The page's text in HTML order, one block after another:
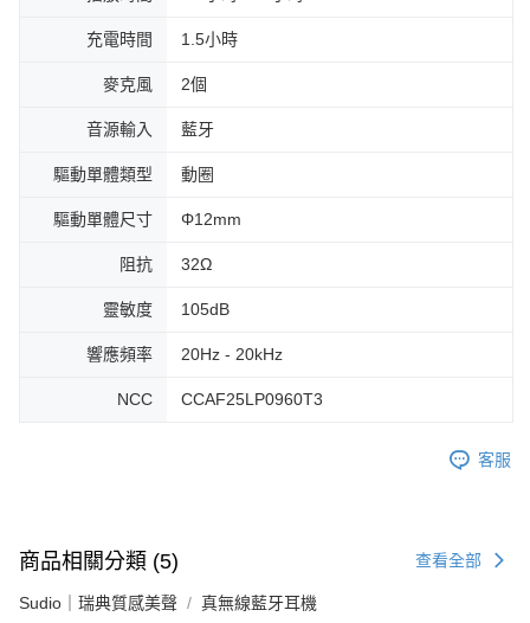
充電時間 1.5小時
麥克風 2個
音源輸入 藍牙
驅動單體類型 動圈
驅動單體尺寸 Φ12mm
阻抗 32Ω
靈敏度 105dB
響應頻率 20Hz - 20kHz
NCC CCAF25LP0960T3
客服
商品相關分類 (5) 查看全部
Sudio｜瑞典質感美聲 真無線藍牙耳機